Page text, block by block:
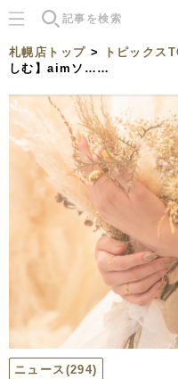
札幌店トップ > トピックス
しむ】aimソ……
ニュース (294)